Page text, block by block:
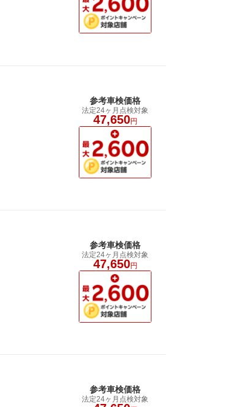
参考車検価格
法定24ヶ月点検対象
47,650円
参考車検価格
法定24ヶ月点検対象
47,650円
参考車検価格
法定24ヶ月点検対象